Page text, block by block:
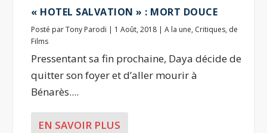
« HOTEL SALVATION » : MORT DOUCE
Posté parTony Parodi | 1 Août, 2018 |A la une, Critiques, de
Films
Pressentant sa fin prochaine, Daya décide de
quitter son foyer et d’aller mourir à
Bénarès....
EN SAVOIR PLUS